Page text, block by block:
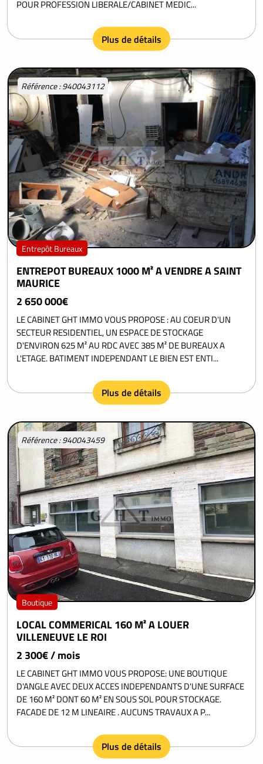
POUR PROFESSION LIBERALE/CABINET MEDIC...
Plus de détails
Référence : 940043112
Entrepôt Bureaux
ENTREPOT BUREAUX 1000 M² A VENDRE A SAINT
MAURICE
2 650 000€
LE CABINET GHT IMMO VOUS PROPOSE : AU COEUR D'UN
SECTEUR RESIDENTIEL, UN ESPACE DE STOCKAGE
D'ENVIRON 625 M² AU RDC AVEC 385 M² DE BUREAUX A
L'ETAGE. BATIMENT INDEPENDANT LE BIEN EST ENTI...
Plus de détails
Référence : 940043459
Boutique
LOCAL COMMERICAL 160 M² A LOUER
VILLENEUVE LE ROI
2 300€ / mois
LE CABINET GHT IMMO VOUS PROPOSE: UNE BOUTIQUE
D'ANGLE AVEC DEUX ACCES INDEPENDANTS D'UNE SURFACE
DE 160 M² DONT 60 M² EN SOUS SOL POUR STOCKAGE.
FACADE DE 12 M LINEAIRE . AUCUNS TRAVAUX A P...
Plus de détails